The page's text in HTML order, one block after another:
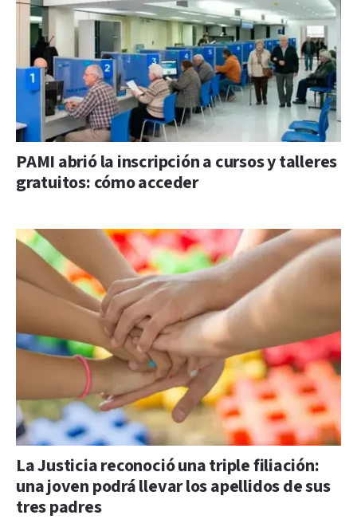
PAMI abrió la inscripción a cursos y talleres
gratuitos: cómo acceder
La Justicia reconoció una triple filiación:
una joven podrá llevar los apellidos de sus
tres padres